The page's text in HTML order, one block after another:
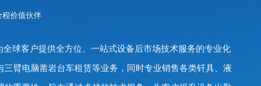
价值伙伴
球客户提供全方位、一站式设备后市场技术服务的专业化
臂电脑凿岩台车租赁等业务，同时专业销售各类钎具、液